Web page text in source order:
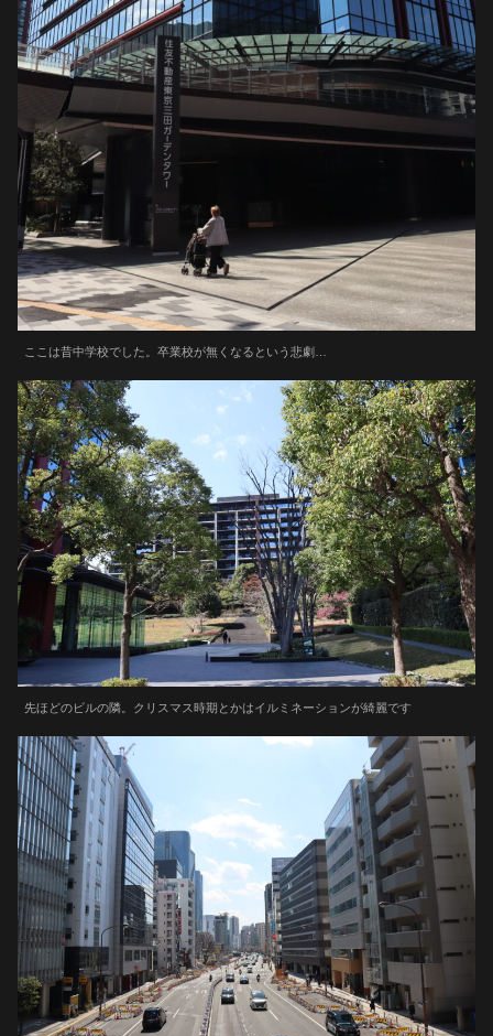
ここは昔中学校でした。卒業校が無くなるという悲劇…
先ほどのビルの隣。クリスマス時期とかはイルミネーションが綺麗です